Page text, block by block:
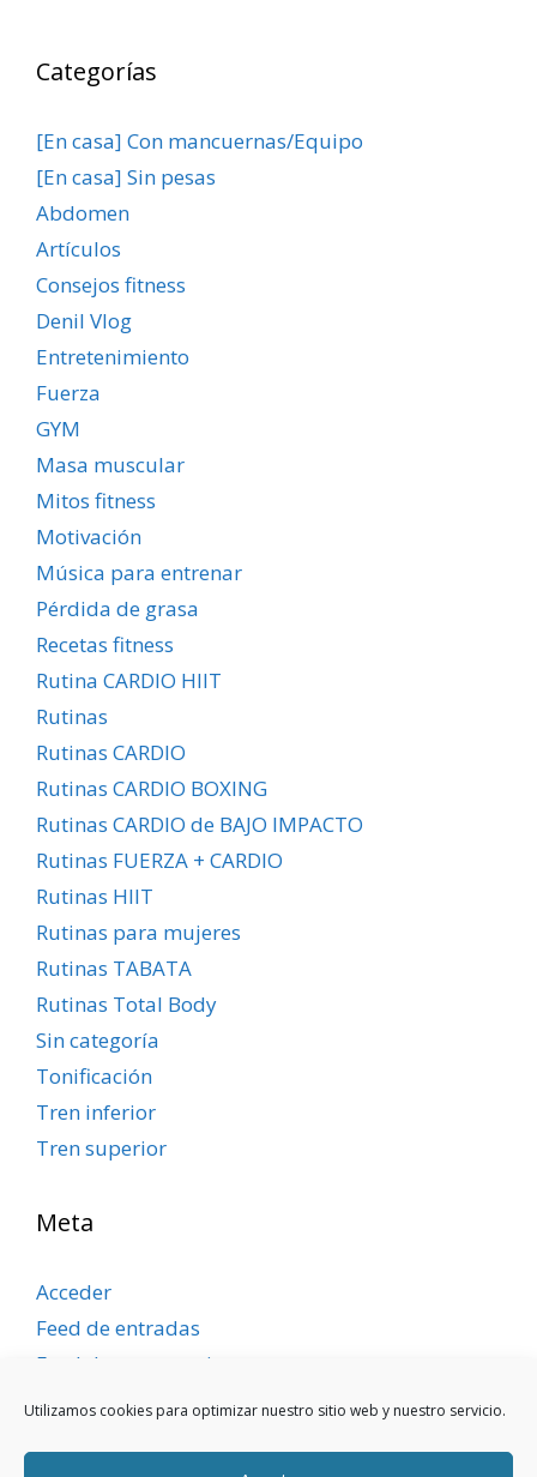
Utilizamos cookies para optimizar nuestro sitio web y nuestro servicio.
Categorías
[En casa] Con mancuernas/Equipo
[En casa] Sin pesas
Abdomen
Artículos
Consejos fitness
Denil Vlog
Entretenimiento
Fuerza
GYM
Masa muscular
Mitos fitness
Motivación
Música para entrenar
Pérdida de grasa
Recetas fitness
Rutina CARDIO HIIT
Rutinas
Rutinas CARDIO
Rutinas CARDIO BOXING
Rutinas CARDIO de BAJO IMPACTO
Rutinas FUERZA + CARDIO
Rutinas HIIT
Rutinas para mujeres
Rutinas TABATA
Rutinas Total Body
Sin categoría
Tonificación
Tren inferior
Tren superior
Meta
Acceder
Feed de entradas
Feed de comentarios
WordPress.org